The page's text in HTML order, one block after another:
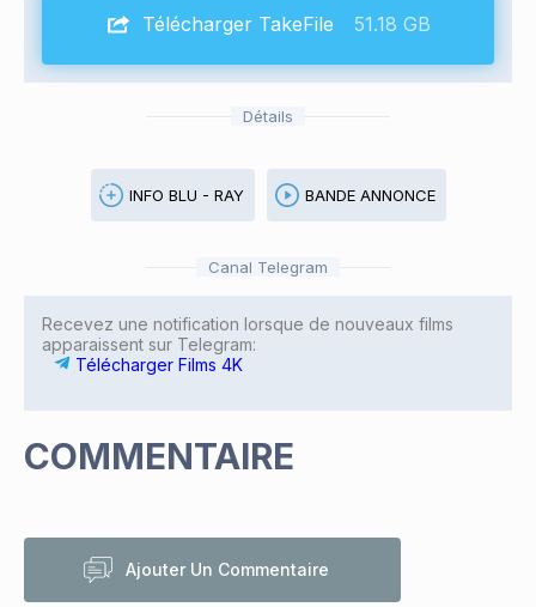
Télécharger TakeFile 51.18 GB
Détails
INFO BLU - RAY BANDE ANNONCE
Canal Telegram
Recevez une notification lorsque de nouveaux films
apparaissent sur Telegram:
Télécharger Films 4K
COMMENTAIRE
Ajouter Un Commentaire